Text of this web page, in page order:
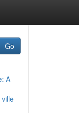
Go
A